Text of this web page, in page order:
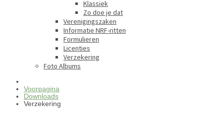
Klassiek
Zo doe je dat
Verenigingszaken
Informatie NRF-ritten
Formulieren
Licenties
Verzekering
Foto Albums
Voorpagina
Downloads
Verzekering